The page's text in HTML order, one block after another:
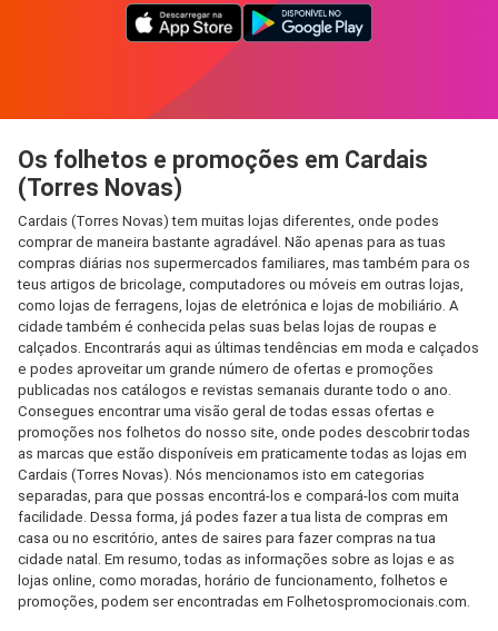
Os folhetos e promoções em Cardais
(Torres Novas)
Cardais (Torres Novas) tem muitas lojas diferentes, onde podes
comprar de maneira bastante agradável. Não apenas para as tuas
compras diárias nos supermercados familiares, mas também para os
teus artigos de bricolage, computadores ou móveis em outras lojas,
como lojas de ferragens, lojas de eletrónica e lojas de mobiliário. A
cidade também é conhecida pelas suas belas lojas de roupas e
calçados. Encontrarás aqui as últimas tendências em moda e calçados
e podes aproveitar um grande número de ofertas e promoções
publicadas nos catálogos e revistas semanais durante todo o ano.
Consegues encontrar uma visão geral de todas essas ofertas e
promoções nos folhetos do nosso site, onde podes descobrir todas
as marcas que estão disponíveis em praticamente todas as lojas em
Cardais (Torres Novas). Nós mencionamos isto em categorias
separadas, para que possas encontrá-los e compará-los com muita
facilidade. Dessa forma, já podes fazer a tua lista de compras em
casa ou no escritório, antes de saires para fazer compras na tua
cidade natal. Em resumo, todas as informações sobre as lojas e as
lojas online, como moradas, horário de funcionamento, folhetos e
promoções, podem ser encontradas em Folhetospromocionais.com.